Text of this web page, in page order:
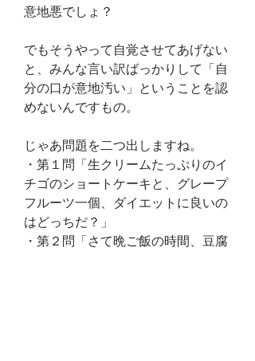
意地悪でしょ？
でもそうやって自覚させてあげない
と、みんな言い訳ばっかりして「自
分の口が意地汚い」ということを認
めないんですもの。
じゃあ問題を二つ出しますね。
・第１問「生クリームたっぷりのイ
チゴのショートケーキと、グレープ
フルーツ一個、ダイエットに良いの
はどっちだ？」
・第２問「さて晩ご飯の時間、豆腐